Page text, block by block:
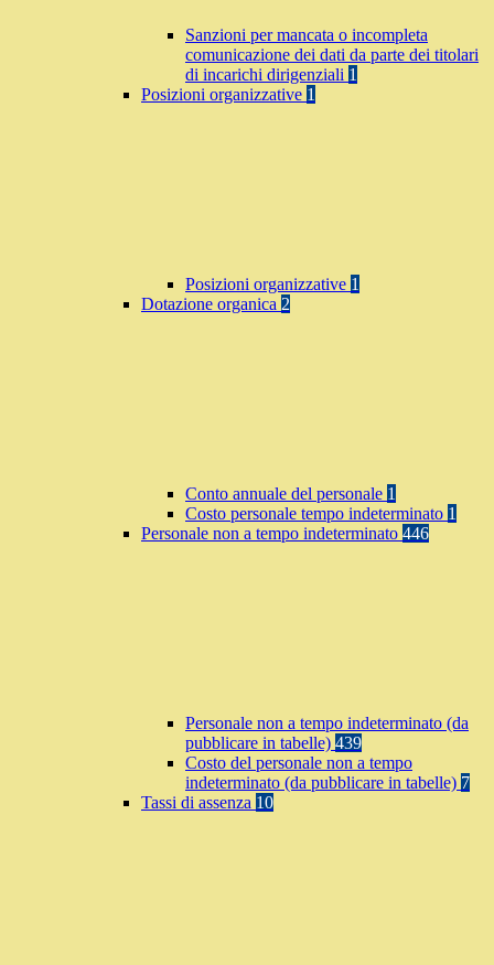
Sanzioni per mancata o incompleta
comunicazione dei dati da parte dei titolari
di incarichi dirigenziali 1
Posizioni organizzative 1
Posizioni organizzative 1
Dotazione organica 2
Conto annuale del personale 1
Costo personale tempo indeterminato 1
Personale non a tempo indeterminato 446
Personale non a tempo indeterminato (da
pubblicare in tabelle) 439
Costo del personale non a tempo
indeterminato (da pubblicare in tabelle) 7
Tassi di assenza 10